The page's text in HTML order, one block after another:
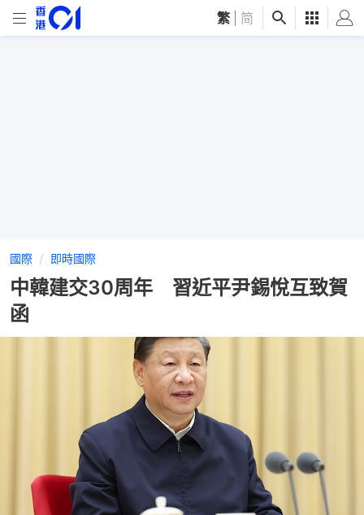
繁 简
國際 即時國際
中韓建交30周年 習近平尹錫悅互致賀
函